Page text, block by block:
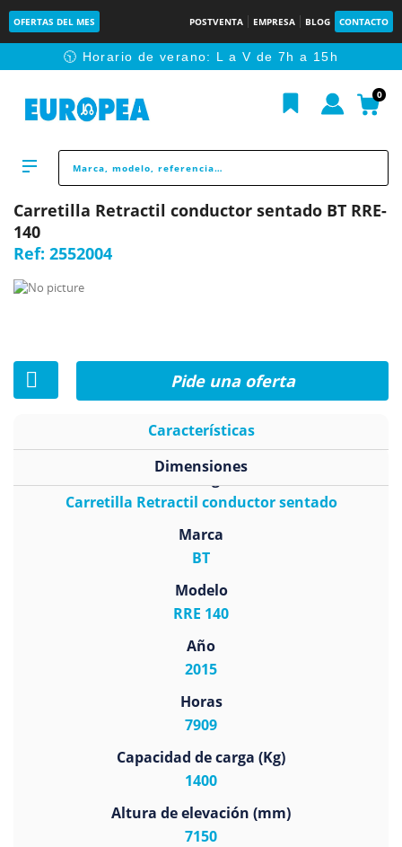
OFERTAS DEL MES POSTVENTA EMPRESA BLOG CONTACTO
🕥 Horario de verano: L a V de 7h a 15h
0
Carretilla Retractil conductor sentado BT RRE-
140
Ref: 2552004
Pide una oferta
Características
Subcategoría
Carretilla Retractil conductor sentado
Marca
BT
Modelo
RRE 140
Año
2015
Horas
7909
Capacidad de carga (Kg)
1400
Altura de elevación (mm)
7150
Dimensiones